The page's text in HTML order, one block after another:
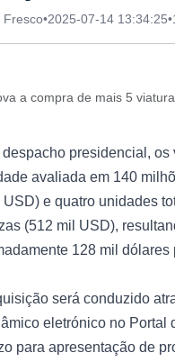
Fresco•2025-07-14 13:34:25•
a compra de mais 5
despacho presidencial, os
avaliada em 140
USD) e quatro unidades
(512 mil USD),
128 mil dólares
será conduzido
eletrónico no Portal
para apresentação de